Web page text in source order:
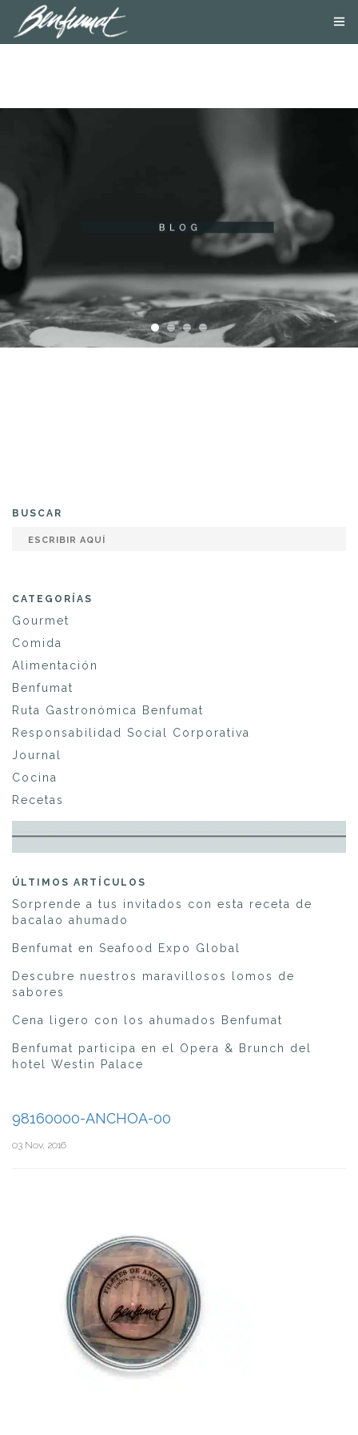
BUSCAR
CATEGORÍAS
Gourmet
Comida
Alimentación
Benfumat
Ruta Gastronómica Benfumat
Responsabilidad Social Corporativa
Journal
Cocina
Recetas
ÚLTIMOS ARTÍCULOS
Sorprende a tus invitados con esta receta de
bacalao ahumado
Benfumat en Seafood Expo Global
Descubre nuestros maravillosos lomos de
sabores
Cena ligero con los ahumados Benfumat
Benfumat participa en el Opera & Brunch del
hotel Westin Palace
98160000-ANCHOA-00
03 Nov, 2016